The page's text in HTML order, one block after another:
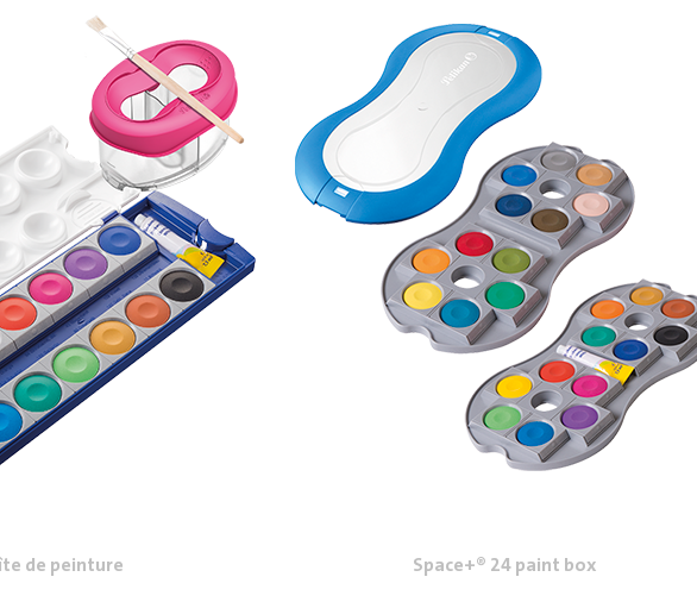
de peinture Space+® 24 paint box